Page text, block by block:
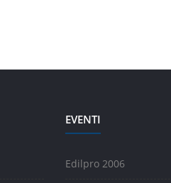
EVENTI
Edilpro 2006